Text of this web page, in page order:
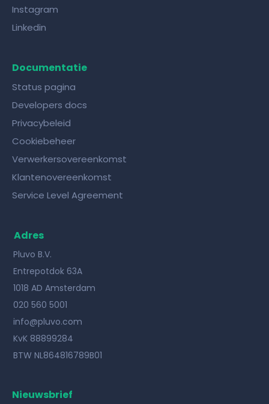
Instagram
Linkedin
Documentatie
Status pagina
Developers docs
Privacybeleid
Cookiebeheer
Verwerkersovereenkomst
Klantenovereenkomst
Service Level Agreement
Adres
Pluvo B.V.
Entrepotdok 63A
1018 AD Amsterdam
020 560 5001
info@pluvo.com
KvK 88899284
BTW NL864816789B01
Nieuwsbrief